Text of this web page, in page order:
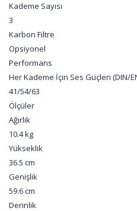
Kademe Sayısı
3
Karbon Filtre
Opsiyonel
Performans
Her Kademe İçin Ses Güçleri (DIN/
41/54/63
Ölçüler
Ağırlık
10.4 kg
Yükseklik
36.5 cm
Genişlik
59.6 cm
Derinlik